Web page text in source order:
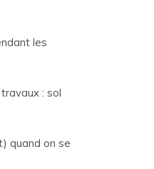
les
: sol
quand on se